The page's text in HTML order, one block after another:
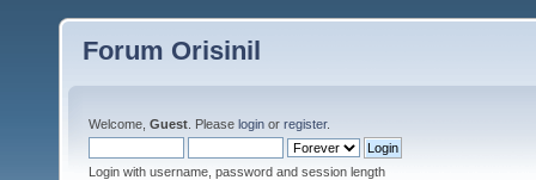
Forum Orisinil
Welcome, Guest . Please login or register.
Login with username, password and session length